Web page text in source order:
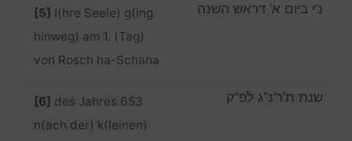
[5] I(hre Seele) g(ing
hinweg) am 1. (Tag)
von Rosch ha-Schana
נ’י ביום א’ דראש השנה
[6] des Jahres 653
n(ach der) k(leinen)
שנת ת’ר’נ”ג לפ”ק